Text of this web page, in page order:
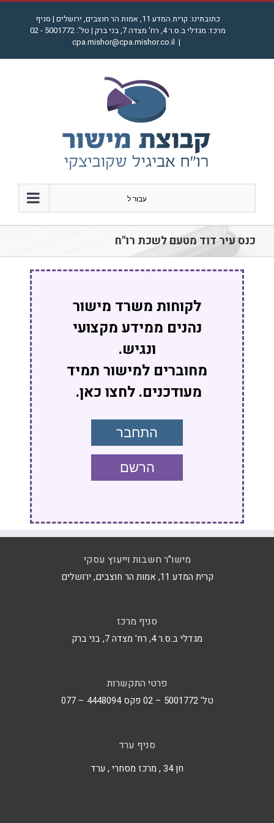
דלג
כתובתינו: קרית המדע 11, אמות הר חוצבים, ירושלים | סניף
מרכז: מגדלי ב.ס.ר 4, רח' מצדה 7, בני ברק | טל': 5001772 - 02
|
cpa.mishor@cpa.mishor.co.il
עבור ל
כנס עיר דוד מטעם לשכת רו"ח
לקוחות משרד מישור
נהנים ממידע מקצועי
ונגיש.
מחוברים למישור תמיד
מעודכנים. לחצו כאן.
התחבר
הרשם
מישו"ר חשבות וייעוץ עסקי
קרית המדע 11, אמות הר חוצבים, ירושלים
סניף מרכז
מגדלי ב.ס.ר 4, רח' מצדה 7, בני ברק
פרטי התקשרות
טל' 5001772 – 02 פקס 4448094 – 077
סניף ערד
חן 34 , מרכז מסחרי , ערד